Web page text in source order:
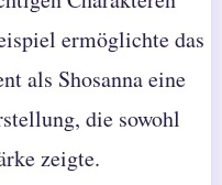
ermöglichte das
als Shosanna eine
die sowohl
zeigte.